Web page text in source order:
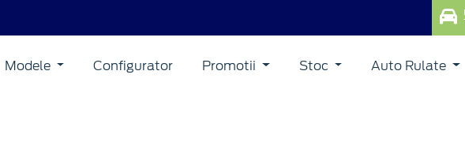
Modele Configurator Promotii Stoc Auto Rulate